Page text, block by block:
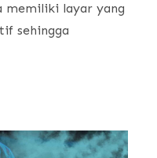
memiliki layar yang
sehingga